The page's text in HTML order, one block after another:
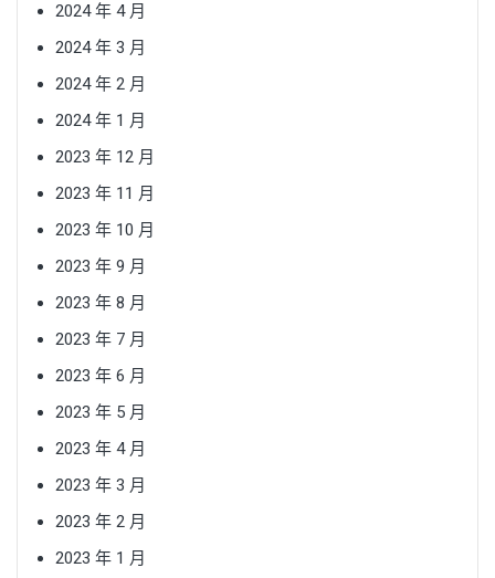
2024 年 4 月
2024 年 3 月
2024 年 2 月
2024 年 1 月
2023 年 12 月
2023 年 11 月
2023 年 10 月
2023 年 9 月
2023 年 8 月
2023 年 7 月
2023 年 6 月
2023 年 5 月
2023 年 4 月
2023 年 3 月
2023 年 2 月
2023 年 1 月